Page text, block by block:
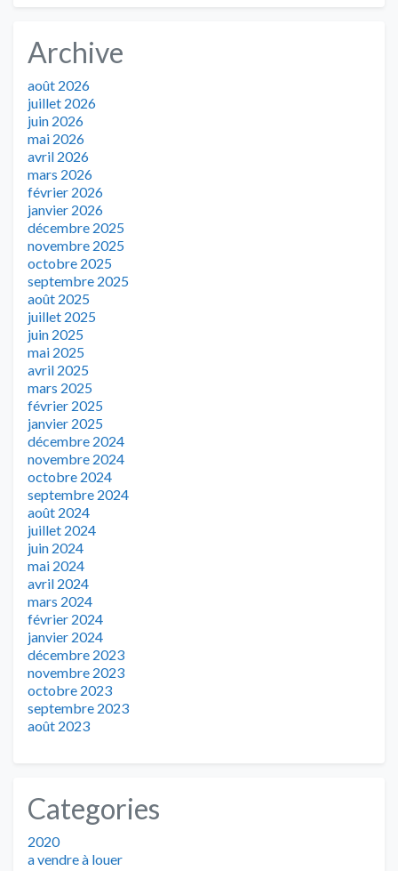
Archive
août 2026
juillet 2026
juin 2026
mai 2026
avril 2026
mars 2026
février 2026
janvier 2026
décembre 2025
novembre 2025
octobre 2025
septembre 2025
août 2025
juillet 2025
juin 2025
mai 2025
avril 2025
mars 2025
février 2025
janvier 2025
décembre 2024
novembre 2024
octobre 2024
septembre 2024
août 2024
juillet 2024
juin 2024
mai 2024
avril 2024
mars 2024
février 2024
janvier 2024
décembre 2023
novembre 2023
octobre 2023
septembre 2023
août 2023
Categories
2020
a vendre à louer